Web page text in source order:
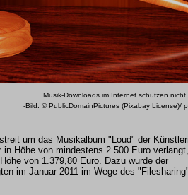
Musik-Downloads im Internet schützen nicht
-Bild: © PublicDomainPictures (Pixabay License)/
um das Musikalbum "Loud" der
Höhe von mindestens 2.500 Euro
von 1.379,80 Euro. Dazu wurde der
im Januar 2011 im Wege des